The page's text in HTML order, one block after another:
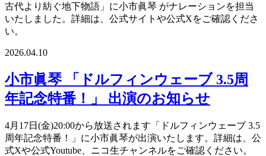
古代より紡ぐ地下物語」に小市眞琴 がナレーションを担当
いたしました。詳細は、公式サイトや公式Xをご確認くださ
い。
2026.04.10
小市眞琴 「ドルフィンウェーブ 3.5周
年記念特番！」 出演のお知らせ
4月17日(金)20:00から放送されます「ドルフィンウェーブ 3.5
周年記念特番！」に小市眞琴が出演いたします。詳細は、公
式Xや公式Youtube、ニコ生チャンネルをご確認ください。